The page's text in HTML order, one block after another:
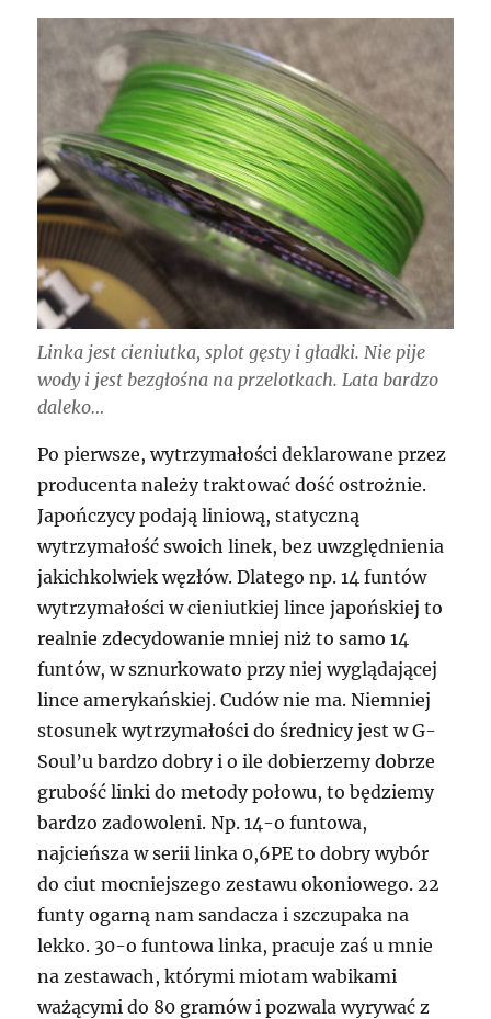
Linka jest cieniutka, splot gęsty i gładki. Nie pije
wody i jest bezgłośna na przelotkach. Lata bardzo
daleko…
Po pierwsze, wytrzymałości deklarowane przez
producenta należy traktować dość ostrożnie.
Japończycy podają liniową, statyczną
wytrzymałość swoich linek, bez uwzględnienia
jakichkolwiek węzłów. Dlatego np. 14 funtów
wytrzymałości w cieniutkiej lince japońskiej to
realnie zdecydowanie mniej niż to samo 14
funtów, w sznurkowato przy niej wyglądającej
lince amerykańskiej. Cudów nie ma. Niemniej
stosunek wytrzymałości do średnicy jest w G-
Soul’u bardzo dobry i o ile dobierzemy dobrze
grubość linki do metody połowu, to będziemy
bardzo zadowoleni. Np. 14-o funtowa,
najcieńsza w serii linka 0,6PE to dobry wybór
do ciut mocniejszego zestawu okoniowego. 22
funty ogarną nam sandacza i szczupaka na
lekko. 30-o funtowa linka, pracuje zaś u mnie
na zestawach, którymi miotam wabikami
ważącymi do 80 gramów i pozwala wyrywać z